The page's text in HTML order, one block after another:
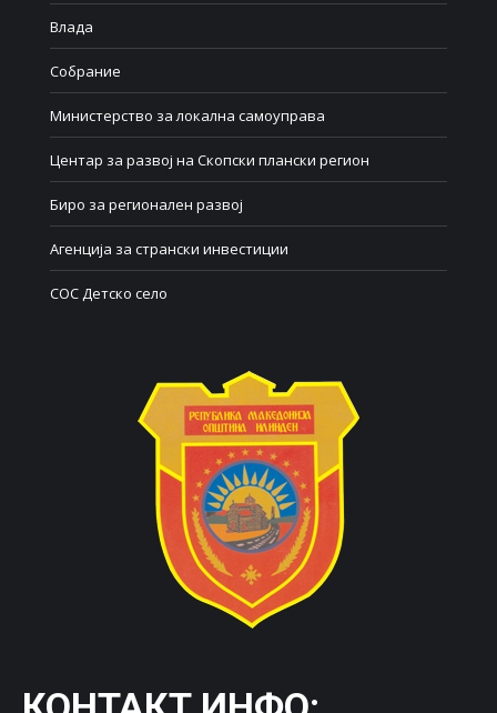
Влада
Собрание
Министерство за локална самоуправа
Центар за развој на Скопски плански регион
Биро за регионален развој
Агенција за странски инвестиции
СОС Детско село